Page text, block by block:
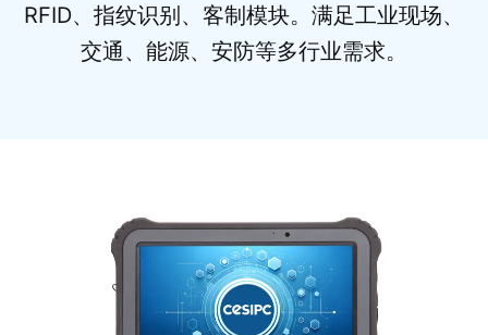
RFID、指纹识别、客制模块。满足工业现场、
交通、能源、安防等多行业需求。